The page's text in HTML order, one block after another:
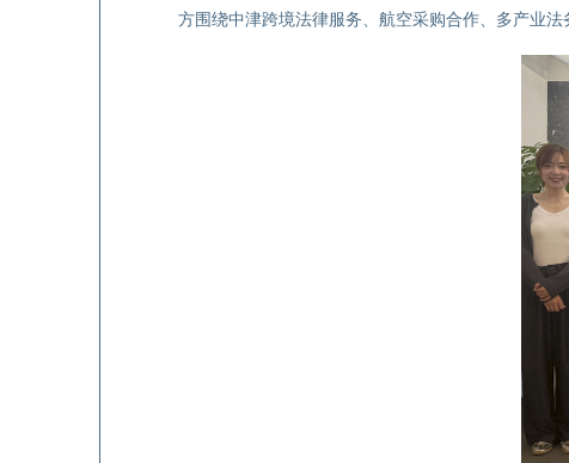
方围绕中津跨境法律服务、航空采购合作、多产业